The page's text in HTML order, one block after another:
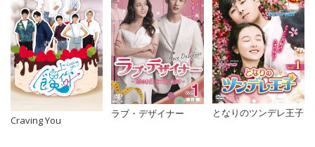
Craving You
ラブ・デザイナー となりのツンデレ王子